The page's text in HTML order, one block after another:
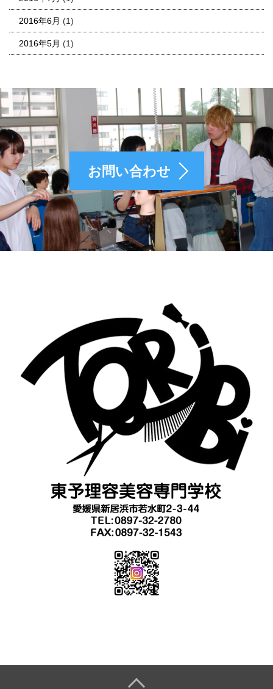
2016年6月 (1)
2016年5月 (1)
お問い合わせ